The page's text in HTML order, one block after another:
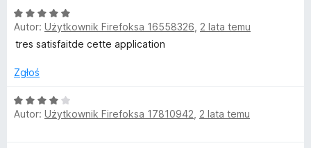
client” de votre compte Poulpeo, un de nos conseillers
sera ravi de vous aider.
Vous pouvez aussi retrouver nos conseils pour la bonne
prise en compte de vos cashback sur nos pages
L'Équipe Poulpeo
O
c
e
a
5
/
Autor: Użytkownik Firefoksa 16558326 2 lata temu
tres satisfaitde cette application
Zgłoś
O
c
Autor: Użytkownik Firefoksa 17810942 2 lata temu